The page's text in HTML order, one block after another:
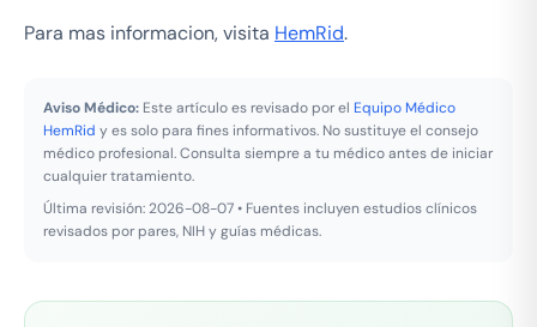
Para mas informacion, visita HemRid.
Aviso Médico: Este artículo es revisado por el Equipo Médico
HemRid y es solo para fines informativos. No sustituye el consejo
médico profesional. Consulta siempre a tu médico antes de iniciar
cualquier tratamiento.
Última revisión: 2026-08-07 • Fuentes incluyen estudios clínicos
revisados por pares, NIH y guías médicas.